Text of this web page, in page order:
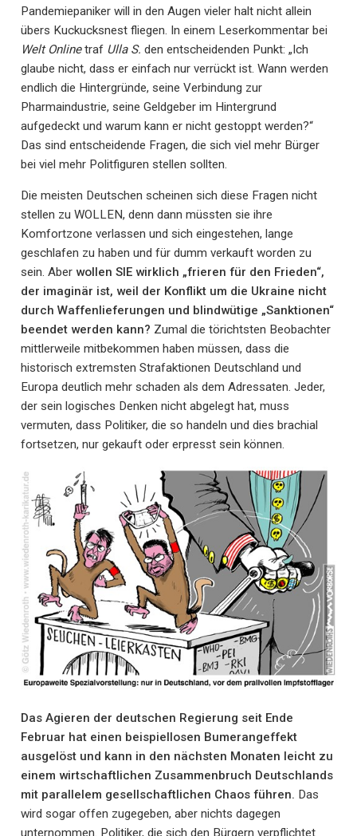
Pandemiepaniker will in den Augen vieler halt nicht allein
übers Kuckucksnest fliegen. In einem Leserkommentar bei
Welt Onlinetraf Ulla S. den entscheidenden Punkt: „Ich
glaube nicht, dass er einfach nur verrückt ist. Wann werden
endlich die Hintergründe, seine Verbindung zur
Pharmaindustrie, seine Geldgeber im Hintergrund
aufgedeckt und warum kann er nicht gestoppt werden?“
Das sind entscheidende Fragen, die sich viel mehr Bürger
bei viel mehr Politfiguren stellen sollten.
Die meisten Deutschen scheinen sich diese Fragen nicht
stellen zu WOLLEN, denn dann müssten sie ihre
Komfortzone verlassen und sich eingestehen, lange
geschlafen zu haben und für dumm verkauft worden zu
sein. Aber wollen SIE wirklich „frieren für den Frieden“,
der imaginär ist, weil der Konflikt um die Ukraine nicht
durch Waffenlieferungen und blindwütige „Sanktionen“
beendet werden kann? Zumal die törichtsten Beobachter
mittlerweile mitbekommen haben müssen, dass die
historisch extremsten Strafaktionen Deutschland und
Europa deutlich mehr schaden als dem Adressaten. Jeder,
der sein logisches Denken nicht abgelegt hat, muss
vermuten, dass Politiker, die so handeln und dies brachial
fortsetzen, nur gekauft oder erpresst sein können.
Das Agieren der deutschen Regierung seit Ende
Februar hat einen beispiellosen Bumerangeffekt
ausgelöst und kann in den nächsten Monaten leicht zu
einem wirtschaftlichen Zusammenbruch Deutschlands
mit parallelem gesellschaftlichen Chaos führen. Das
wird sogar offen zugegeben, aber nichts dagegen
unternommen. Politiker, die sich den Bürgern verpflichtet